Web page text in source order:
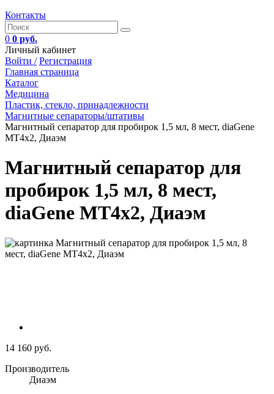
Контакты
0 0 руб.
Личный кабинет
Войти / Регистрация
Главная страница
Каталог
Медицина
Пластик, стекло, принадлежности
Магнитные сепараторы/штативы
Магнитный сепаратор для пробирок 1,5 мл, 8 мест, diaGene
MT4х2, Диаэм
Магнитный сепаратор для
пробирок 1,5 мл, 8 мест,
diaGene MT4х2, Диаэм
14 160 руб.
Производитель
Диаэм